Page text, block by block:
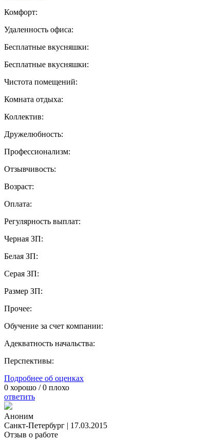
Комфорт:
Удаленность офиса:
Бесплатные вкусняшки:
Бесплатные вкусняшки:
Чистота помещений:
Комната отдыха:
Коллектив:
Дружелюбность:
Профессионализм:
Отзывчивость:
Возраст:
Оплата:
Регулярность выплат:
Черная ЗП:
Белая ЗП:
Серая ЗП:
Размер ЗП:
Прочее:
Обучение за счет компании:
Адекватность начальства:
Перспективы:
Подробнее об оценках
0 хорошо /0 плохо
ответить
Аноним
Санкт-Петербург | 17.03.2015
Отзыв о работе